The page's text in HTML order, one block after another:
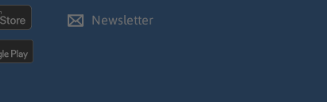
Newsletter